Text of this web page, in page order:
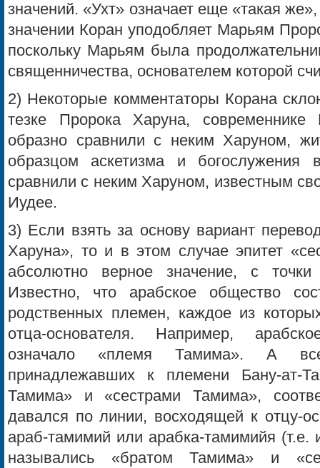
значений. «Ухт» означает еще «такая
значении Коран уподобляет Марьям
поскольку Марьям была
священничества, основателем которой
2) Некоторые комментаторы Корана
тезке Пророка Харуна,
образно сравнили с неким Харуном,
образцом аскетизма и
сравнили с неким Харуном, известным
Иудее.
3) Если взять за основу вариант
Харуна», то и в этом случае эпитет
абсолютно верное значение, с точки
Известно, что арабское общество
родственных племен, каждое из
отца-основателя. Например,
означало «племя Тамима». А
принадлежавших к племени Бану-ат-
Тамима» и «сестрами Тамима»,
давался по линии, восходящей к отцу-
араб-тамимий или арабка-тамимийя
назывались «братом Тамима» и